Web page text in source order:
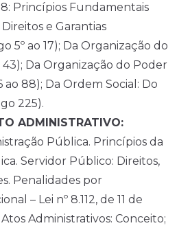
Princípios Fundamentais
Direitos e Garantias
5º ao 17); Da Organização do
43); Da Organização do Poder
88); Da Ordem Social: Do
225).
ADMINISTRATIVO:
Pública. Princípios da
Servidor Público: Direitos,
Penalidades por
– Lei nº 8.112, de 11 de
Administrativos: Conceito;